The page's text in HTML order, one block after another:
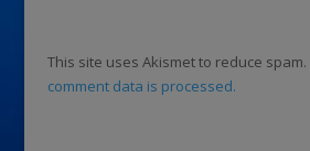
This site uses Akismet to reduce spam.
comment data is processed.